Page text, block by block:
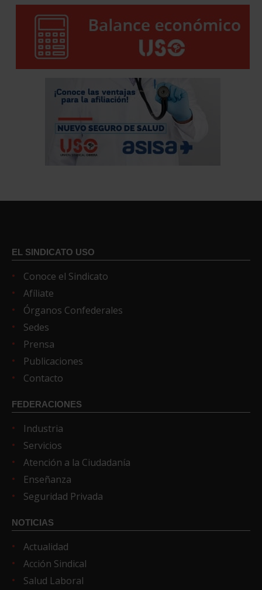
EL SINDICATO USO
Conoce el Sindicato
Afíliate
Órganos Confederales
Sedes
Prensa
Publicaciones
Contacto
FEDERACIONES
Industria
Servicios
Atención a la Ciudadanía
Enseñanza
Seguridad Privada
NOTICIAS
Actualidad
Acción Sindical
Salud Laboral